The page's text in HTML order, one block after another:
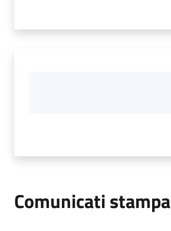
Comunicati stampa